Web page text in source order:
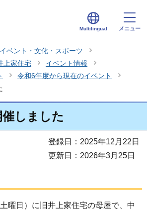
Multilingual メニュー
イベント・文化・スポーツ
上家住宅
イベント情報
令和6年度から現在のイベント
しました
登録日：2025年12月22日
更新日：2026年3月25日
曜日）に旧井上家住宅の母屋で、中